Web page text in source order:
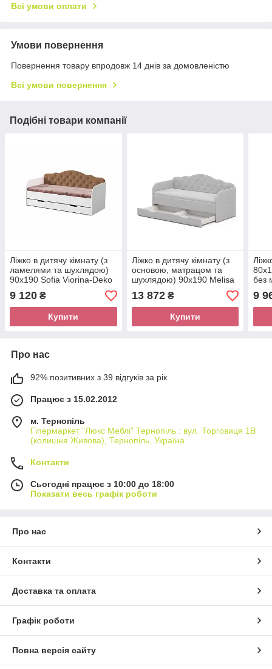
Всі умови оплати
Умови повернення
Повернення товару впродовж 14 днів за домовленістю
Всі умови повернення
Подібні товари компанії
Ліжко в дитячу кімнату (з
ламелями та шухлядою)
90х190 Sofia Viorina-Deko
9 120 ₴
Купити
Ліжко в дитячу кімнату (з
основою, матрацом та
шухлядою) 90х190 Melisa
Viorina-Deko
13 872₴
Купити
без
9
Про нас
92% позитивних з 39 відгуків за рік
Працює з 15.02.2012
м. Тернопіль
Гіпермаркет "Люкс Меблі" Тернопіль : вул. Торговиця 1В
(колишня Живова), Тернопіль, Україна
Контакти
Сьогодні працює з 10:00 до 18:00
Показати весь графік роботи
Про нас
Контакти
Доставка та оплата
Графік роботи
Повна версія сайту